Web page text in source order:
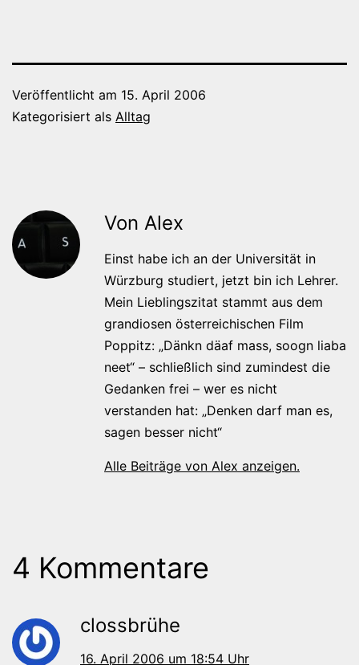
Veröffentlicht am 15. April 2006
Kategorisiert als Alltag
Von Alex
Einst habe ich an der Universität in
Würzburg studiert, jetzt bin ich Lehrer.
Mein Lieblingszitat stammt aus dem
grandiosen österreichischen Film
Poppitz: „Dänkn däaf mass, soogn liaba
neet“ – schließlich sind zumindest die
Gedanken frei – wer es nicht
verstanden hat: „Denken darf man es,
sagen besser nicht“
Alle Beiträge von Alex anzeigen.
4 Kommentare
clossbrühe
16. April 2006 um 18:54 Uhr